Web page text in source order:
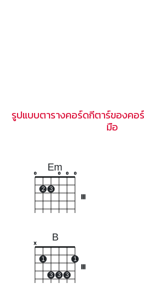
รูปแบบตารางคอร์ดกีตาร์ของคอ
มือ
Em
o
2 3
o o o
B
x
1
3 3 3
1